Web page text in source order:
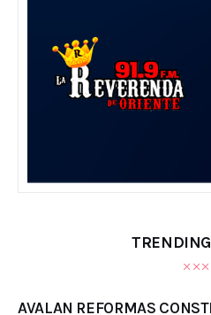
AVALAN REFORMAS